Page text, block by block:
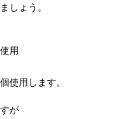
しょう。
用
使用します。
が